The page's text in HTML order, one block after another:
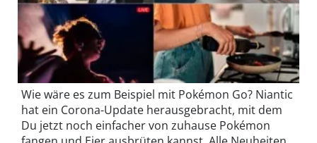
Wie wäre es zum Beispiel mit Pokémon Go? Niantic
hat ein Corona-Update herausgebracht, mit dem
Du jetzt noch einfacher von zuhause Pokémon